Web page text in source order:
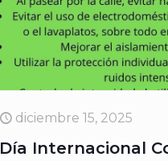
diciembre 15, 2025
Día Internacional